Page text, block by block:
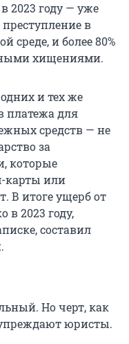
2023 году — уже
в
среде, и более 80%
хищениями.
и тех же
платежа для
средств — не
за
которые
карты или
В итоге ущерб от
2023 году,
составил
Но черт, как
юристы.